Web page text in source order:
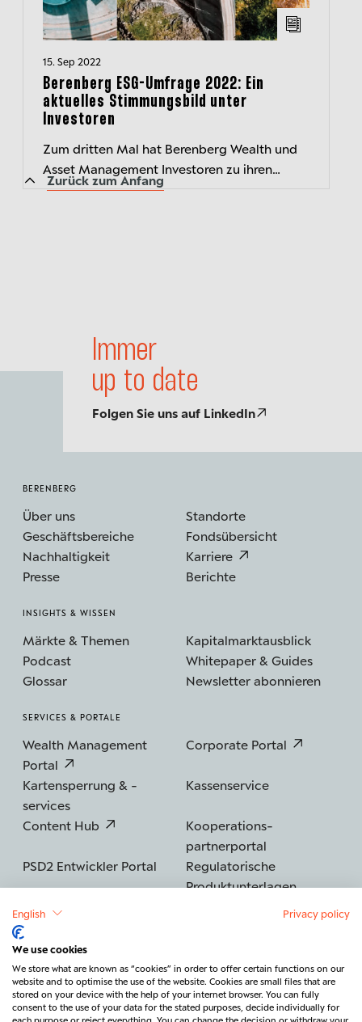
15. Sep 2022
Berenberg ESG-Umfrage 2022: Ein
aktuelles Stimmungsbild unter
Investoren
Zum dritten Mal hat Berenberg Wealth und
Asset Management Investoren zu ihren
Einstellungen zu ESG-Themen befragt.
Immer
up to date
Folgen Sie uns auf LinkedIn
Zurück zum Anfang
BERENBERG
Über uns
Standorte
Geschäftsbereiche
Fondsübersicht
Nachhaltigkeit
Karriere
Presse
Berichte
INSIGHTS & WISSEN
Märkte & Themen
Kapitalmarktausblick
Podcast
Whitepaper & Guides
Glossar
Newsletter abonnieren
SERVICES & PORTALE
Wealth Management
Portal
Corporate Portal
Kartensperrung & -
services
Kassenservice
Content Hub
Kooperations­
partnerportal
PSD2 Entwickler Portal
Regulatorische
Produktunterlagen
Datenschutz Sicherheit Barrierefreiheit
Rechtliches & Regulatorik
English Privacy policy
We use cookies
We store what are known as “cookies” in order to offer certain functions on our
website and to optimise the use of the website. Cookies are small files that are
stored on your device with the help of your internet browser. You can fully
consent to the use of your data for the stated purposes, decide individually for